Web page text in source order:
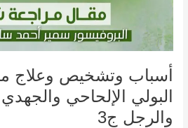
أسباب وتشخيص
البولي الإلحاحي
والرجل ج3